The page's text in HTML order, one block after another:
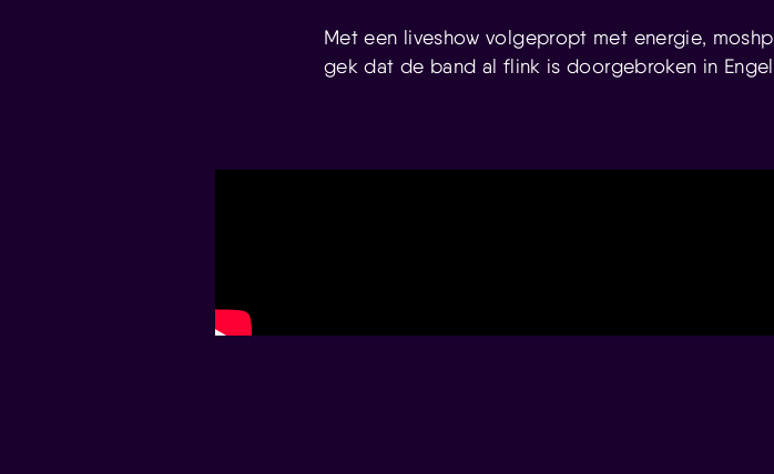
Met een liveshow volgepropt met energie,
gek dat de band al flink is doorgebroken in